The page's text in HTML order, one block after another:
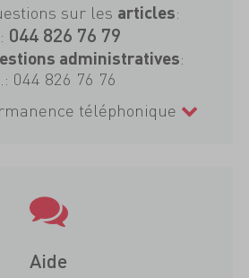
sur les articles:
044 826 76 79
administratives:
044 826 76 76
téléphonique
Aide